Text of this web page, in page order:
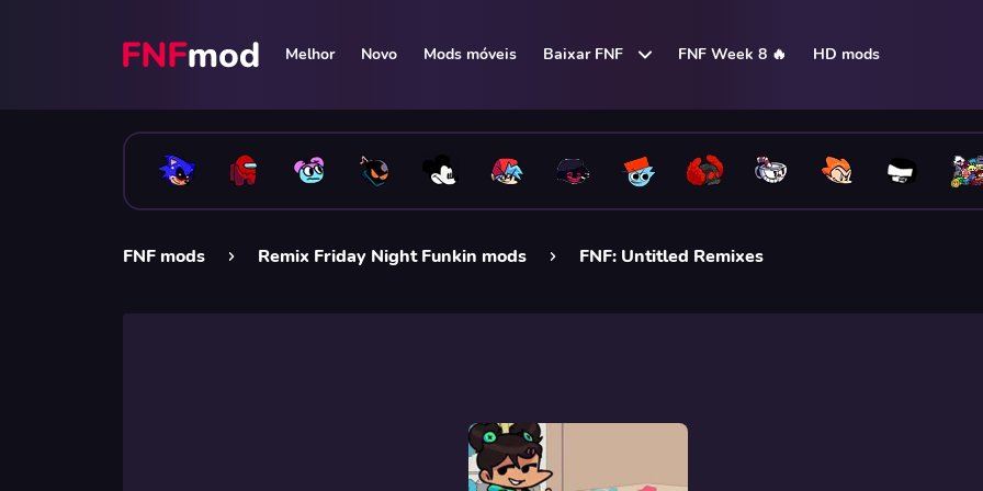
Melhor Novo Mods móveis Baixar FNF FNF Week 8 🔥 HD mods
FNF mods Remix Friday Night Funkin mods FNF: Untitled Remixes